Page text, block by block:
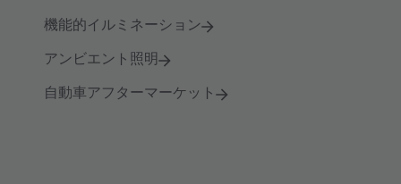
機能的イルミネーション
アンビエント照明
自動車アフターマーケット